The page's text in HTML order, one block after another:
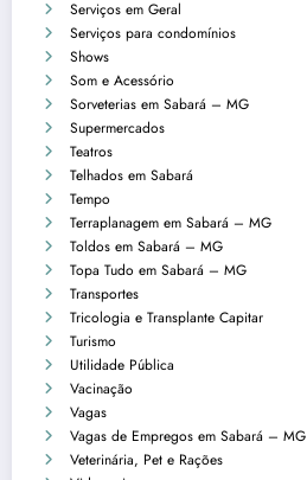
Serviços em Geral
Serviços para condomínios
Shows
Som e Acessório
Sorveterias em Sabará – MG
Supermercados
Teatros
Telhados em Sabará
Tempo
Terraplanagem em Sabará – MG
Toldos em Sabará – MG
Topa Tudo em Sabará – MG
Transportes
Tricologia e Transplante Capitar
Turismo
Utilidade Pública
Vacinação
Vagas
Vagas de Empregos em Sabará – MG
Veterinária, Pet e Rações